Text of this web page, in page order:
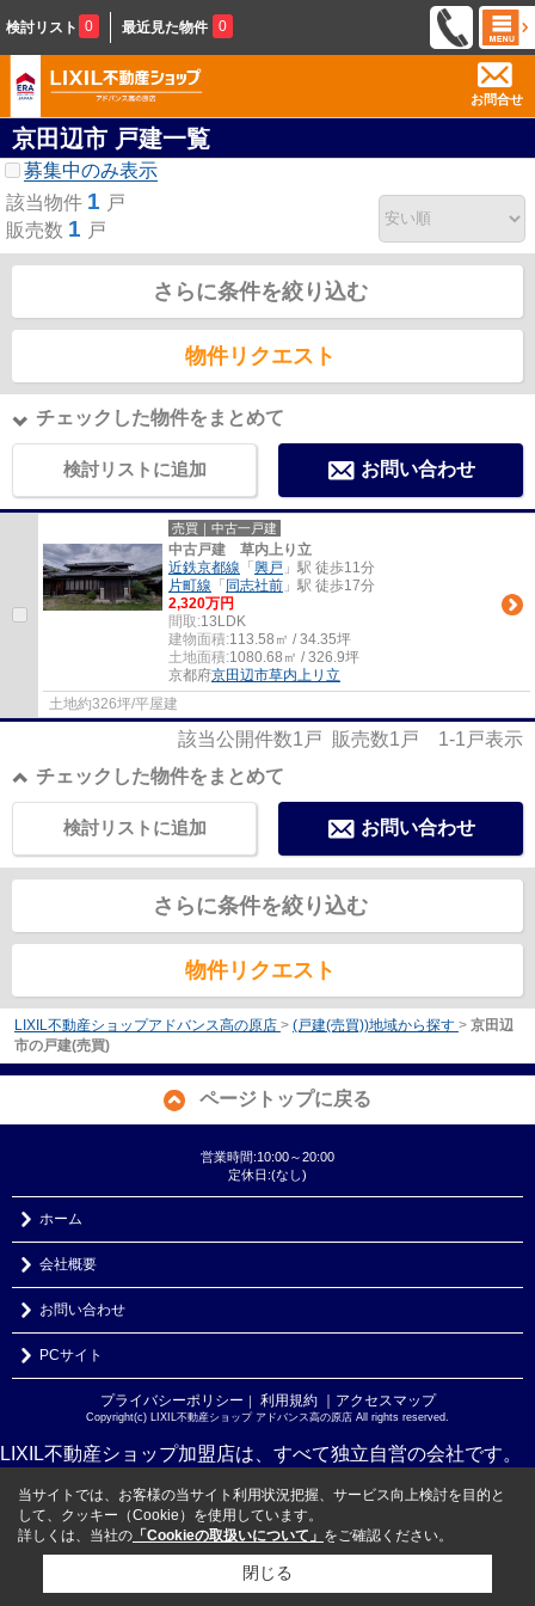
検討リスト 0 最近見た物件 0
お問合せ
京田辺市 戸建一覧
募集中のみ表示
該当物件 1 戸
販売数 1 戸
さらに条件を絞り込む
物件リクエスト
チェックした物件をまとめて
検討リストに追加 お問い合わせ
売買｜中古一戸建
中古戸建 草内上り立
近鉄京都線 「 興戸 」駅 徒歩11分
片町線 「 同志社前 」駅 徒歩17分
2,320万円
間取:13LDK
建物面積:113.58㎡ / 34.35坪
土地面積:1080.68㎡ / 326.9坪
京都府京田辺市草内上リ立
土地約326坪/平屋建
該当公開件数1 戸 販売数1 戸 1-1 戸表示
チェックした物件をまとめて
お問い合わせ
検討リストに追加
さらに条件を絞り込む
物件リクエスト
LIXIL不動産ショップアドバンス高の原店 > (戸建(売買))地域から探す > 京田辺
市の戸建(売買)
ページトップに戻る
営業時間:10:00～20:00
定休日:(なし)
ホーム
会社概要
お問い合わせ
PCサイト
プライバシーポリシー ｜ 利用規約 ｜アクセスマップ
Copyright(c) LIXIL不動産ショップ アドバンス高の原店 All rights reserved.
LIXIL不動産ショップ加盟店は、すべて独立自営の会社です。
当サイトでは、お客様の当サイト利用状況把握、サービス向上検討を目的と
して、クッキー（Cookie）を使用しています。
詳しくは、当社の 「Cookieの取扱いについて」 をご確認ください。
閉じる